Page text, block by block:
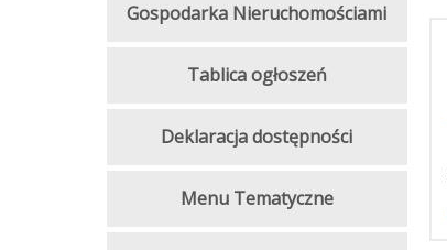
Gospodarka Nieruchomościami
Tablica ogłoszeń
Deklaracja dostępności
Menu Tematyczne